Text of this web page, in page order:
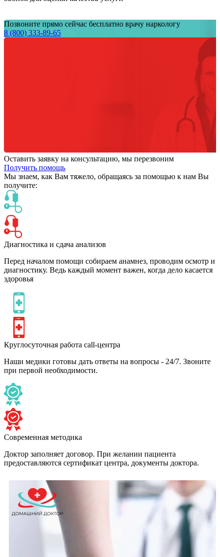
Позвоните прямо сейчас бесплатно врачу наркологу
8 (800) 333-89-65
Оставить заявку на консультацию, мы перезвоним
Получить помощь
Мы знаем, как Вам тяжело, обращаясь за помощью к нам Вы
получите:
Диагностика и сдача анализов
Перед началом помощи собираем анамнез, проводим осмотр и
диагностику. Ведь каждый момент важен, когда дело касается
здоровья
Круглосуточная работа call-центра
Наши медики готовы дать ответы на вопросы - 24/7. Звоните
при первой необходимости.
Современная методика
Доктор заполняет договор. При желании пациента
предоставляются сертификат центра, документы доктора.